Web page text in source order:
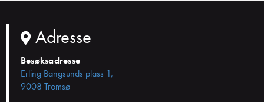
Adresse
Besøksadresse
Erling Bangsunds plass 1,
9008 Tromsø